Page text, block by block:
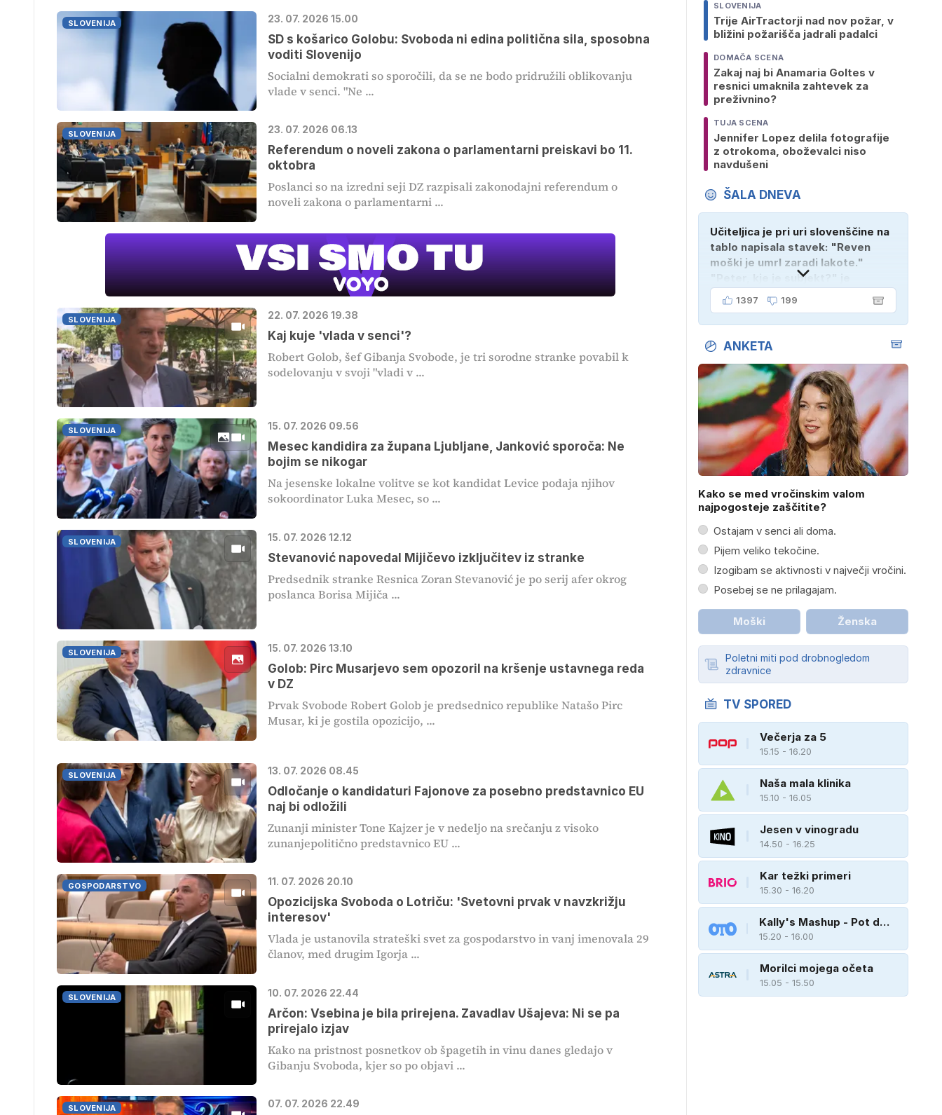
SLOVENIJA 23. 07. 2026 15.00
SD s košarico Golobu: Svoboda ni edina politična sila, sposobna
voditi Slovenijo
Socialni demokrati so sporočili, da se ne bodo pridružili oblikovanju
vlade v senci. "Ne ...
SLOVENIJA 23. 07. 2026 06.13
Referendum o noveli zakona o parlamentarni preiskavi bo 11.
oktobra
Poslanci so na izredni seji DZ razpisali zakonodajni referendum o
noveli zakona o parlamentarni ...
SLOVENIJA 22. 07. 2026 19.38
Kaj kuje 'vlada v senci'?
Robert Golob, šef Gibanja Svobode, je tri sorodne stranke povabil k
sodelovanju v svoji "vladi v ...
SLOVENIJA 15. 07. 2026 09.56
Mesec kandidira za župana Ljubljane, Janković sporoča: Ne
bojim se nikogar
Na jesenske lokalne volitve se kot kandidat Levice podaja njihov
sokoordinator Luka Mesec, so ...
SLOVENIJA 15. 07. 2026 12.12
Stevanović napovedal Mijičevo izključitev iz stranke
Predsednik stranke Resnica Zoran Stevanović je po serij afer okrog
poslanca Borisa Mijiča ...
SLOVENIJA 15. 07. 2026 13.10
Golob: Pirc Musarjevo sem opozoril na kršenje ustavnega reda
v DZ
Prvak Svobode Robert Golob je predsednico republike Natašo Pirc
Musar, ki je gostila opozicijo, ...
SLOVENIJA 13. 07. 2026 08.45
Odločanje o kandidaturi Fajonove za posebno predstavnico EU
naj bi odložili
Zunanji minister Tone Kajzer je v nedeljo na srečanju z visoko
zunanjepolitično predstavnico EU ...
GOSPODARSTVO 11. 07. 2026 20.10
Opozicijska Svoboda o Lotriču: 'Svetovni prvak v navzkrižju
interesov'
Vlada je ustanovila strateški svet za gospodarstvo in vanj imenovala 29
članov, med drugim Igorja ...
SLOVENIJA 10. 07. 2026 22.44
Arčon: Vsebina je bila prirejena. Zavadlav Ušajeva: Ni se pa
prirejalo izjav
Kako na pristnost posnetkov ob špagetih in vinu danes gledajo v
Gibanju Svoboda, kjer so po objavi ...
SLOVENIJA 07. 07. 2026 22.49
SLOVENIJA
Trije AirTractorji nad nov požar, v
bližini požarišča jadrali padalci
DOMAČA SCENA
Zakaj naj bi Anamaria Goltes v
resnici umaknila zahtevek za
preživnino?
TUJA SCENA
Jennifer Lopez delila fotografije
z otrokoma, oboževalci niso
navdušeni
ŠALA DNEVA
Učiteljica je pri uri slovenščine na
tablo napisala stavek: "Reven
moški je umrl zaradi lakote."
"Peter, kje je subjekt?" je
vprašala. "Verjetno na
pokopališču!"
1397 199
ANKETA
Kako se med vročinskim valom
najpogosteje zaščitite?
Ostajam v senci ali doma.
Pijem veliko tekočine.
Izogibam se aktivnosti v največji vročini.
Posebej se ne prilagajam.
Moški Ženska
Poletni miti pod drobnogledom
zdravnice
TV SPORED
Večerja za 5
15.15 - 16.20
Naša mala klinika
15.10 - 16.05
Jesen v vinogradu
14.50 - 16.25
Kar težki primeri
15.30 - 16.20
Kally's Mashup - Pot do
zvezde
15.20 - 16.00
Morilci mojega očeta
15.05 - 15.50